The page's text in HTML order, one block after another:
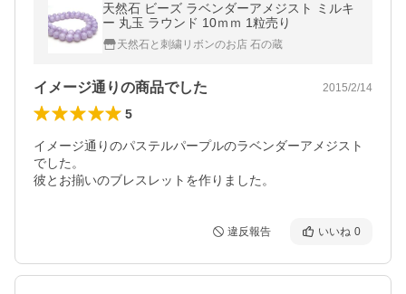
天然石 ビーズ ラベンダーアメジスト ミルキ
ー 丸玉 ラウンド 10ｍｍ 1粒売り
天然石と刺繍リボンのお店 石の蔵
イメージ通りの商品でした 2015/2/14
5
イメージ通りのパステルパープルのラベンダーアメジスト
でした。
彼とお揃いのブレスレットを作りました。
違反報告 いいね 0